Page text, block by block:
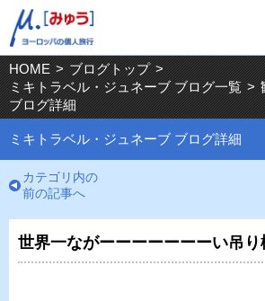
HOME > ブログトップ >
ミキトラベル・ジュネーブ ブログ一覧 >
ブログ詳細
ミキトラベル・ジュネーブ ブログ詳細
カテゴリ内の
前の記事へ
世界一ながーーーーーーーい吊り